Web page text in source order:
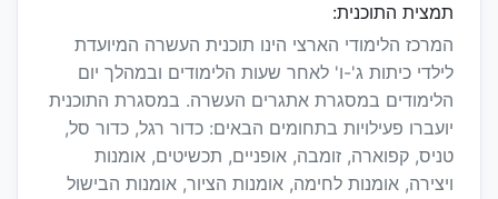
תמצית התוכנית:
המרכז הלימודי הארצי הינו תוכנית העשרה המיועדת
לילדי כיתות ג'-ו' לאחר שעות הלימודים ובמהלך יום
הלימודים במסגרת אתגרים העשרה. במסגרת התוכנית
יועברו פעילויות בתחומים הבאים: כדור רגל, כדור סל,
טניס, קפוארה, זומבה, אופניים, תכשיטים, אומנות
ויצירה, אומנות לחימה, אומנות הציור, אומנות הבישול